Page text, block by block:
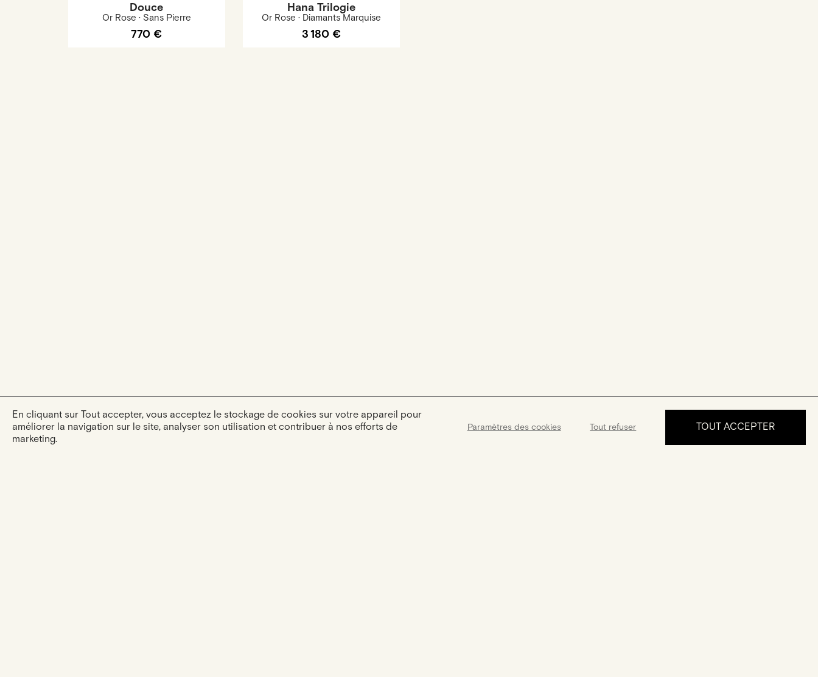
En cliquant sur Tout accepter, vous acceptez le stockage de cookies sur votre appareil pour
améliorer la navigation sur le site, analyser son utilisation et contribuer à nos efforts de
marketing.
Paramètres des cookies Tout refuser TOUT ACCEPTER
Douce
Or Rose · Sans Pierre
770 €
Hana Trilogie
Or Rose · Diamants Marquise
3 180 €
PRENDRE RDV